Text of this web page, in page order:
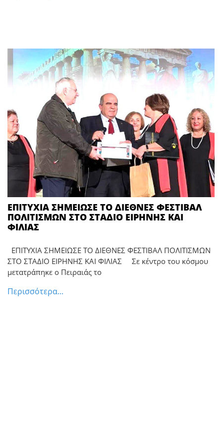
ΕΠΙΤΥΧΙΑ ΣΗΜΕΙΩΣΕ ΤΟ ΔΙΕΘΝΕΣ ΦΕΣΤΙΒΑΛ
ΠΟΛΙΤΙΣΜΩΝ ΣΤΟ ΣΤΑΔΙΟ ΕΙΡΗΝΗΣ ΚΑΙ
ΦΙΛΙΑΣ
ΕΠΙΤΥΧΙΑ ΣΗΜΕΙΩΣΕ ΤΟ ΔΙΕΘΝΕΣ ΦΕΣΤΙΒΑΛ ΠΟΛΙΤΙΣΜΩΝ
ΣΤΟ ΣΤΑΔΙΟ ΕΙΡΗΝΗΣ ΚΑΙ ΦΙΛΙΑΣ Σε κέντρο του κόσμου
μετατράπηκε ο Πειραιάς το
Περισσότερα...